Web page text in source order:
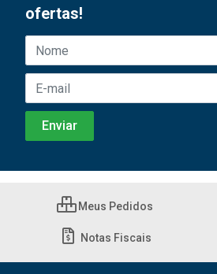
ofertas!
Meus Pedidos
Notas Fiscais